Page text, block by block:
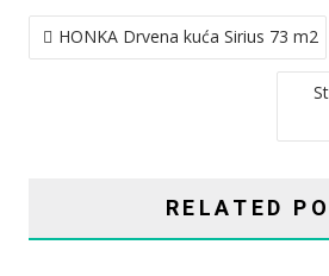
NAVIGACIJA
OBJAVA
HONKA Drvena kuća Sirius 73 m2
RELATED